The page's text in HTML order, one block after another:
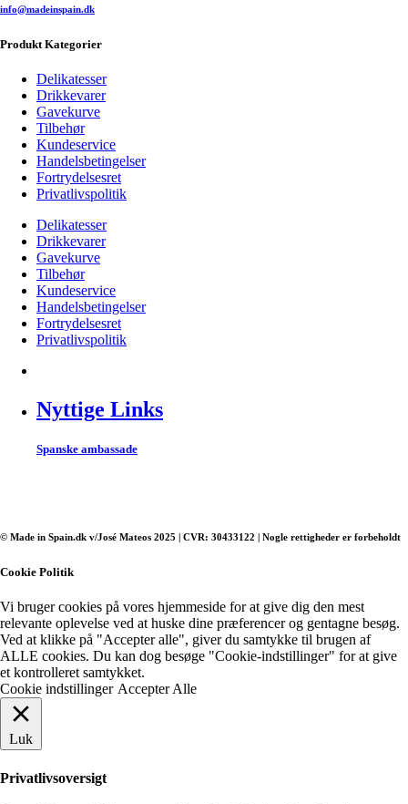
info@madeinspain.dk
Produkt Kategorier
Delikatesser
Drikkevarer
Gavekurve
Tilbehør
Kundeservice
Handelsbetingelser
Fortrydelsesret
Privatlivspolitik
Delikatesser
Drikkevarer
Gavekurve
Tilbehør
Kundeservice
Handelsbetingelser
Fortrydelsesret
Privatlivspolitik
Nyttige Links
Spanske ambassade
© Made in Spain.dk v/José Mateos 2025 | CVR: 30433122 | Nogle rettigheder er forbeholdt
Cookie Politik
Vi bruger cookies på vores hjemmeside for at give dig den mest
relevante oplevelse ved at huske dine præferencer og gentagne besøg.
Ved at klikke på "Accepter alle", giver du samtykke til brugen af ​​
ALLE cookies. Du kan dog besøge "Cookie-indstillinger" for at give
et kontrolleret samtykket.
Cookie indstillinger Accepter Alle
Luk
Privatlivsoversigt